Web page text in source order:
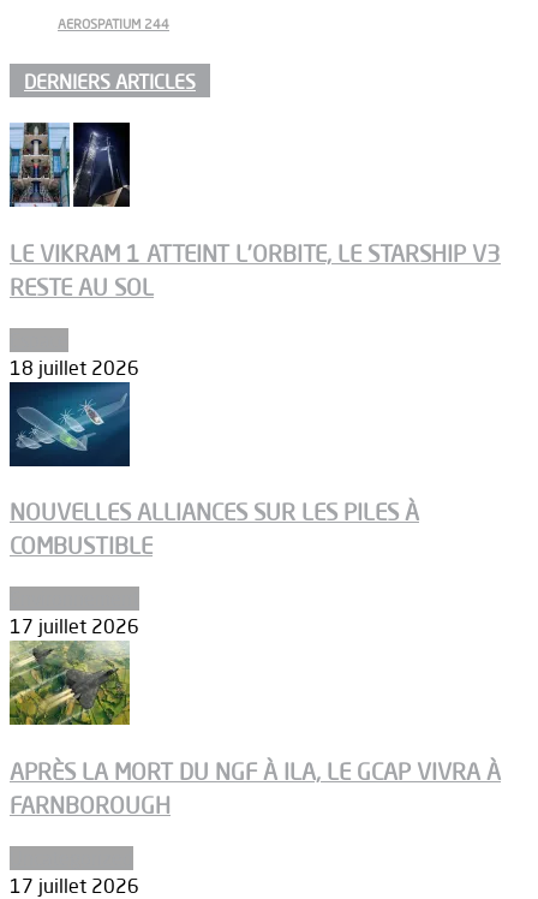
AEROSPATIUM 244
DERNIERS ARTICLES
LE VIKRAM 1 ATTEINT L’ORBITE, LE STARSHIP V3
RESTE AU SOL
18 juillet 2026
NOUVELLES ALLIANCES SUR LES PILES À
COMBUSTIBLE
17 juillet 2026
APRÈS LA MORT DU NGF À ILA, LE GCAP VIVRA À
FARNBOROUGH
17 juillet 2026